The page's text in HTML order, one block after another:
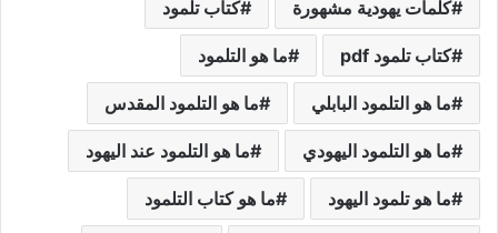
كلمات يهودية مشهورة کتاب تلمود
کتاب تلمود pdf ما هو التلمود
ما هو التلمود البابلي ما هو التلمود المقدس
ما هو التلمود اليهودي ما هو التلمود عند اليهود
ما هو تلمود اليهود ما هو كتاب التلمود